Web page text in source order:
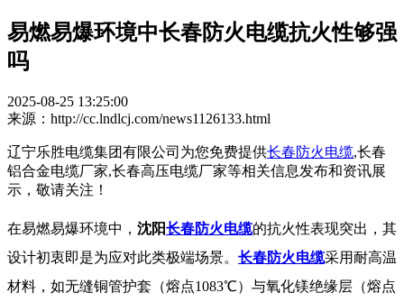
易燃易爆环境中长春防火电缆抗火性够强
吗
2025-08-25 13:25:00
来源：http://cc.lndlcj.com/news1126133.html
辽宁乐胜电缆集团有限公司为您免费提供长春防火电缆,长春
铝合金电缆厂家,长春高压电缆厂家等相关信息发布和资讯展
示，敬请关注！
在易燃易爆环境中， 沈阳长春防火电缆的抗火性表现突出，其
设计初衷即是为应对此类极端场景。 长春防火电缆采用耐高温
材料，如无缝铜管护套（熔点1083℃）与氧化镁绝缘层（熔点